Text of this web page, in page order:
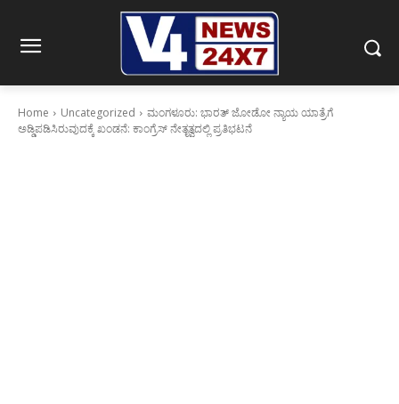
Home Uncategorized
ಮಂಗಳೂರು: ಭಾರತ್ ಜೋಡೋ ನ್ಯಾಯ ಯಾತ್ರೆಗೆ
ಅಡ್ಡಿಪಡಿಸಿರುವುದಕ್ಕೆ ಖಂಡನೆ: ಕಾಂಗ್ರೆಸ್ ನೇತೃತ್ವದಲ್ಲಿ ಪ್ರತಿಭಟನೆ